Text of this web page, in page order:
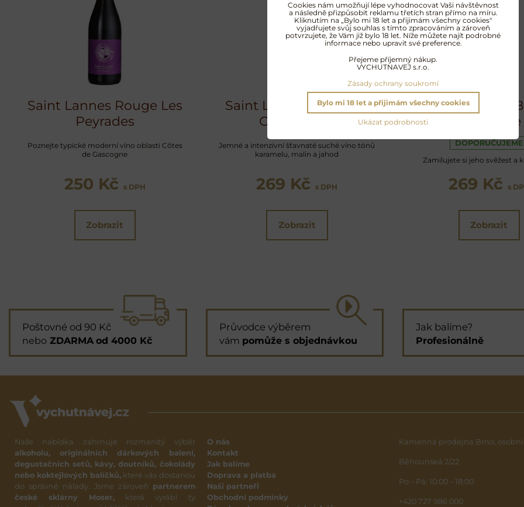
Videa Youtube jsou blokovány Volbami
Přejete si načíst Youtube video?
Povolit a zapamatovat - souhlas s
Saint Lannes Rouge Les
Peyrades
Poznejte typické moderní víno oblasti Côtes
de Gascogne
250 Kč s DPH
Zobrazit
Saint Lannes Rosé Les
Coquelicots
Jemné a intenzivní šťavnaté suché víno tónů
karamelu, malin a jahod
269 Kčs DPH
Zobrazit
Saint Lannes
Signature
DOPORUČUJEME
Zamilujete si jeho svěžest a
269 Kč s
Zobrazit
Poštovné od 90 Kč
nebo ZDARMA od 4000 Kč
Průvodce výběrem
vám pomůže s objednávkou
Jak balíme?
Profesionálně
Naše nabídka zahrnuje rozmanitý výběr
alkoholu, originálních dárkových balení,
degustačních setů, kávy, doutníků, čokolády
nebo koktejlových balíčků, které vás dostanou
do správné nálady. Jsme zároveň partnerem
české sklárny Moser, která vyrábí ty
O nás
Kontakt
Jak balíme
Doprava a platba
Naši partneři
Obchodní podmínky
Kamenná prodejna Brno,
Běhounská 2/22
Po – Pá: 10:00 – 18:00
+420 727 986 000
Cookies nám umožňují lépe vyhodnocovat Vaši návštěvnost
a následně přizpůsobit reklamu třetích stran přímo na míru.
Kliknutím na „Bylo mi 18 let a přijimám všechny cookies"
vyjadřujete svůj souhlas s tímto zpracováním a zároveň
potvrzujete, že Vám již bylo 18 let. Níže můžete najít podrobné
informace nebo upravit své preference.
Přejeme příjemný nákup.
VYCHUTNAVEJ s.r.o.
Zásady ochrany soukromí
Ukázat podrobnosti
Bylo mi 18 let a přijimám všechny cookies